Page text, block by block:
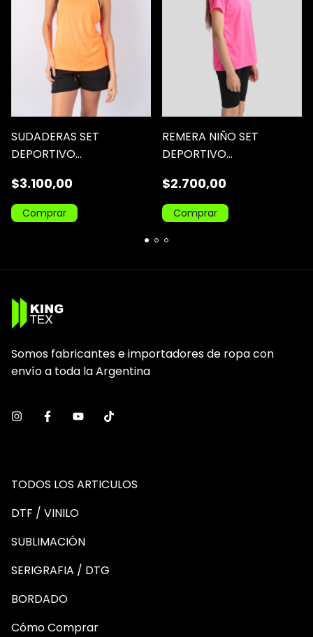
SUDADERAS SET
DEPORTIVO
$3.100,00
Comprar
REMERA NIÑO SET
DEPORTIVO
$2.700,00
Comprar
Somos fabricantes e importadores de ropa con
envío a toda la Argentina
TODOS LOS ARTICULOS
DTF / VINILO
SUBLIMACIÓN
SERIGRAFIA / DTG
BORDADO
Cómo Comprar